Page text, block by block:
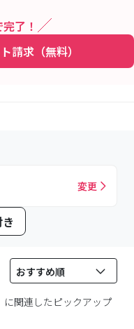
了！
請求（無料）
変更
に関連したピックアップ